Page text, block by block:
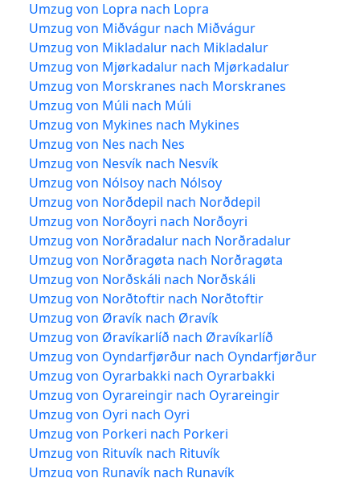
Umzug von Lopra nach Lopra
Umzug von Miðvágur nach Miðvágur
Umzug von Mikladalur nach Mikladalur
Umzug von Mjørkadalur nach Mjørkadalur
Umzug von Morskranes nach Morskranes
Umzug von Múli nach Múli
Umzug von Mykines nach Mykines
Umzug von Nes nach Nes
Umzug von Nesvík nach Nesvík
Umzug von Nólsoy nach Nólsoy
Umzug von Norðdepil nach Norðdepil
Umzug von Norðoyri nach Norðoyri
Umzug von Norðradalur nach Norðradalur
Umzug von Norðragøta nach Norðragøta
Umzug von Norðskáli nach Norðskáli
Umzug von Norðtoftir nach Norðtoftir
Umzug von Øravík nach Øravík
Umzug von Øravíkarlíð nach Øravíkarlíð
Umzug von Oyndarfjørður nach Oyndarfjørður
Umzug von Oyrarbakki nach Oyrarbakki
Umzug von Oyrareingir nach Oyrareingir
Umzug von Oyri nach Oyri
Umzug von Porkeri nach Porkeri
Umzug von Rituvík nach Rituvík
Umzug von Runavík nach Runavík